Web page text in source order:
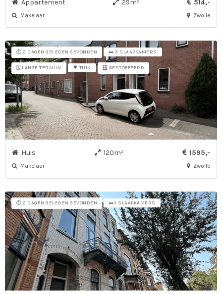
Appartement 29m² 514,-
Makelaar Zwolle
⏱️ 2 DAGEN GELEDEN GEVONDEN 🛌 3 SLAAPKAMERS
🗓️ LANGE TERMIJN 🌳 TUIN 🪟 GESTOFFEERD
Huis 120m² 1595,-
Makelaar Zwolle
⏱️ 2 DAGEN GELEDEN GEVONDEN 🛌 1 SLAAPKAMERS